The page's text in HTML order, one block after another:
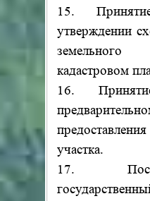
15.
утверждении
кадастровом
16.
участка.
17.